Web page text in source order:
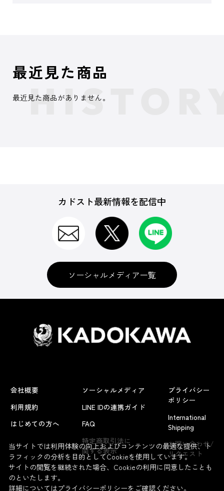
よくあるお問い合わせ
最近見た商品
最近見た商品がありません。
カドスト最新情報を配信中
ソーシャルメディア一覧
会社概要
利用規約
はじめての方へ
ソーシャルメディア
LINE IDの連携ガイド
FAQ
特定商取引法に
関する表示
プライバシー
ポリシー
International
Shipping
お問い合わせ/
リクエスト
当サイトでは利用体験の向上およびコンテンツの最適な提供、ト
ラフィックの分析を目的としてCookieを使用しています。
サイトの閲覧を継続された場合、Cookieの利用に同意したことも
のといたします。
詳細についてはプライバシーポリシーをご確認ください。